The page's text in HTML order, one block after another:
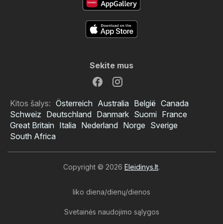
Sekite mus
Kitos šalys: Österreich Australia België Canada
Schweiz Deutschland Danmark Suomi France
Great Britain Italia Nederland Norge Sverige
South Africa
Copyright © 2026 Eleidinys.lt.
liko diena/dienų/dienos
Svetainės naudojimo sąlygos